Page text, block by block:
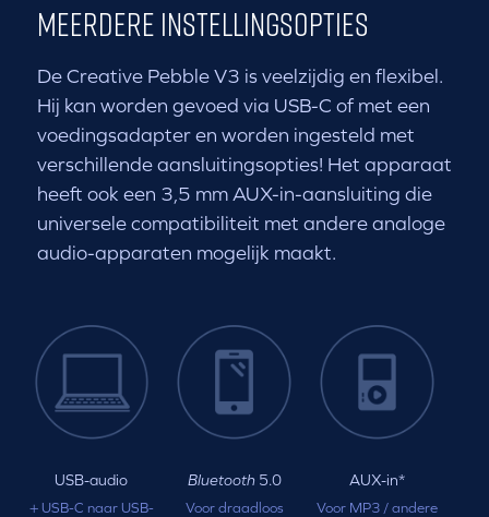
MEERDERE INSTELLINGSOPTIES
De Creative Pebble V3 is veelzijdig en flexibel.
Hij kan worden gevoed via USB-C of met een
voedingsadapter en worden ingesteld met
verschillende aansluitingsopties! Het apparaat
heeft ook een 3,5 mm AUX-in-aansluiting die
universele compatibiliteit met andere analoge
audio-apparaten mogelijk maakt.
USB-audio
+ USB-C naar USB-
Bluetooth5.0
Voor draadloos
AUX-in*
Voor MP3 / andere